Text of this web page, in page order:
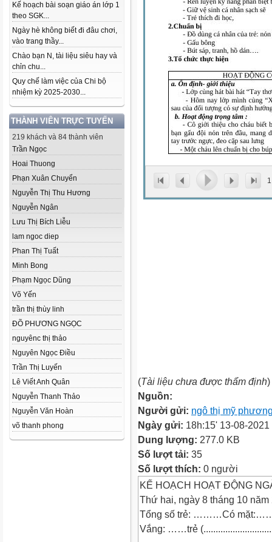
Kế hoạch bài soạn giáo án lớp 1
theo SGK...
Ngày hè không biết đi đâu chơi,
vào trang thầy...
Chào bạn N, tài liệu siêu hay và
chỉn chu...
Quy chế làm việc của Chi bộ
nhiệm kỳ 2025-2030...
THÀNH VIÊN TRỰC TUYẾN
219 khách và 84 thành viên
Trần Ngọc
Hoai Thuong
Phạn Xuân Chuyển
Nguyễn Thị Thu Hương
Nguyễn Ngân
Lưu Thị Bích Liễu
lam ngoc diep
Phan Thị Tuất
Minh Bong
Phạm Ngọc Dũng
Võ Yến
trần thị thùy linh
ĐÕ PHƯƠNG NGỌC
nguyênc thị thảo
Nguyên Ngọc Điều
Trần Thị Luyến
Lê Viết Anh Quân
Nguyễn Thanh Thảo
Nguyễn Văn Hoàn
võ thanh phong
1
(Tài liệu chưa được thẩm định)
Nguồn:
Người gửi: ngô thị mỹ
Ngày gửi: 18h:15' 13-08-2021
Dung lượng: 277.0 KB
Số lượt tải: 35
Số lượt thích: 0 người
KẾ HOẠCH HOẠT ĐỘNG
Thứ hai, ngày 8 tháng 10 năm
Tổng số trẻ: ………Có
Vắng: ……trẻ